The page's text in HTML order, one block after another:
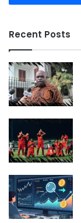
Recent Posts